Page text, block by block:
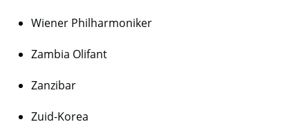
Wiener Philharmoniker
Zambia Olifant
Zanzibar
Zuid-Korea